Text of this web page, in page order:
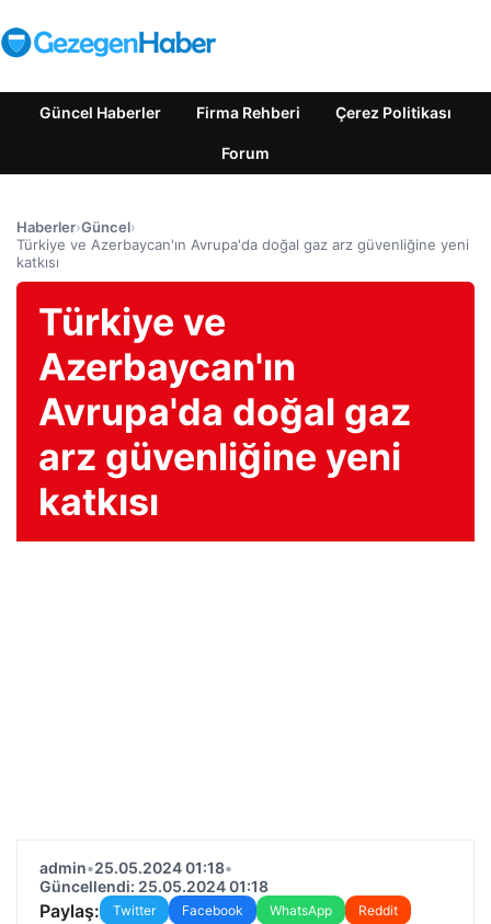
Güncel Haberler Firma Rehberi Çerez Politikası
Forum
Haberler›Güncel›
Türkiye ve Azerbaycan'ın Avrupa'da doğal gaz arz güvenliğine yeni
katkısı
Türkiye ve
Azerbaycan'ın
Avrupa'da doğal gaz
arz güvenliğine yeni
katkısı
admin•25.05.2024 01:18•
Güncellendi: 25.05.2024 01:18
Paylaş: Twitter Facebook WhatsApp
Reddit